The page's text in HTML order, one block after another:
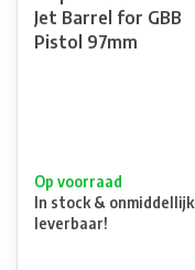
Jet Barrel for GBB
Pistol 97mm
Op voorraad
In stock & onmiddellijk
leverbaar!